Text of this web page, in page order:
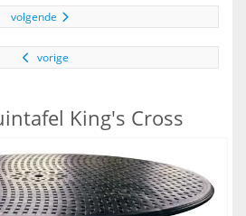
volgende
vorige
King's Cross